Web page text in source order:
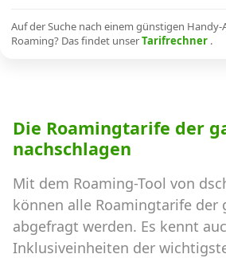
Kombi-Angebote
Aktionen
News
Auf der Suche nach einem günstigen
Roaming? Das findet unserTarifrechner .
Die Roamingtarife der
nachschlagen
Mit dem Roaming-Tool von
können alle Roamingtarife der
abgefragt werden. Es kennt
Inklusiveinheiten der